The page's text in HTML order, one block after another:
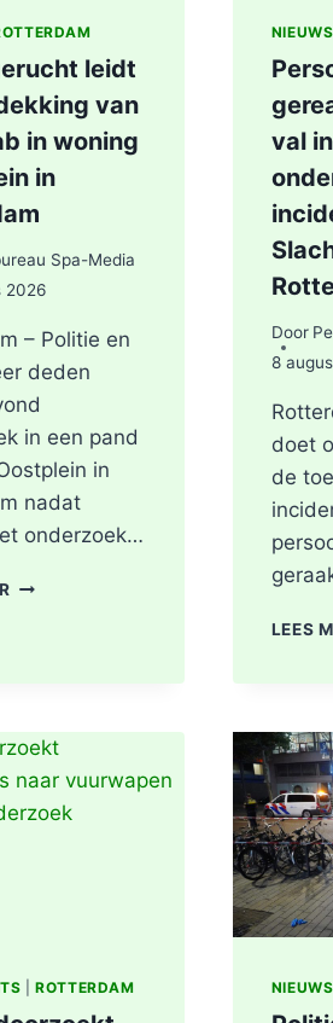
leidt
van
in woning
in
Spa-Media
2026
– Politie en
deden
in een pand
in
nadat
onderzoek…
BRANDGERUCHT
IN
WONING
OOSTPLEIN
IN
val
Door
8
doet
de
LEES
|ROTTERDAM NIEUWS